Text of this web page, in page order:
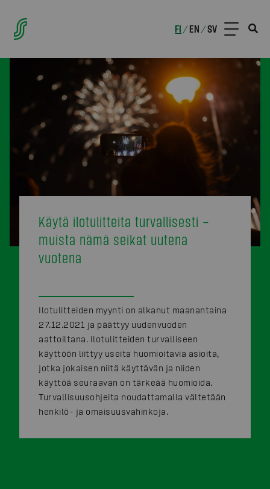
FI /EN /SV
Käytä ilotulitteita turvallisesti –
muista nämä seikat uutena
vuotena
Ilotulitteiden myynti on alkanut maanantaina
27.12.2021 ja päättyy uudenvuoden
aattoiltana. Ilotulitteiden turvalliseen
käyttöön liittyy useita huomioitavia asioita,
jotka jokaisen niitä käyttävän ja niiden
käyttöä seuraavan on tärkeää huomioida.
Turvallisuusohjeita noudattamalla vältetään
henkilö- ja omaisuusvahinkoja.